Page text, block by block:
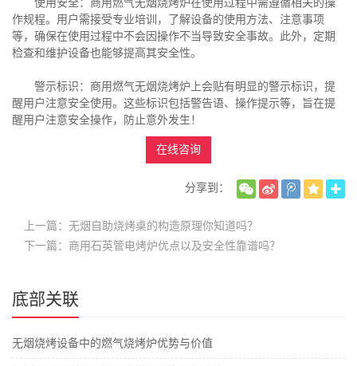
使用安全：商用燃气无烟烧烤炉在使用过程中需遵循相关的操
作规程。用户需接受专业培训，了解设备的使用方法、注意事项
等，确保在使用过程中不会因操作不当导致安全事故。此外，定期
检查和维护设备也能够提高其安全性。
警示标识：商用燃气无烟烧烤炉上会贴有明显的警示标识，提
醒用户注意安全使用。这些标识包括警告语、操作提示等，旨在提
醒用户注意安全操作，防止意外发生！
在线咨询
分享到：
上一篇：无烟自助烧烤桌的构造原理你知道吗？
下一篇：商用石英管电烤炉优点以及安全性靠谱吗？
底部关联
无烟烧烤设备中的燃气烧烤炉优势与价值